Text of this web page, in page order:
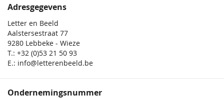
Adresgegevens
Letter en Beeld
Aalstersestraat 77
9280 Lebbeke - Wieze
T.: +32 (0)53 21 50 93
E.: info@letterenbeeld.be
Ondernemingsnummer